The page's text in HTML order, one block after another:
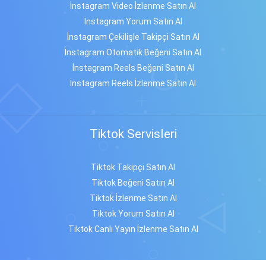
İnstagram Video İzlenme Satın Al
İnstagram Yorum Satın Al
İnstagram Çekilişle Takipçi Satın Al
İnstagram Otomatik Beğeni Satın Al
İnstagram Reels Beğeni Satın Al
İnstagram Reels İzlenme Satın Al
Tiktok Servisleri
Tiktok Takipçi Satın Al
Tiktok Beğeni Satın Al
Tiktok İzlenme Satın Al
Tiktok Yorum Satın Al
Tiktok Canlı Yayın İzlenme Satın Al